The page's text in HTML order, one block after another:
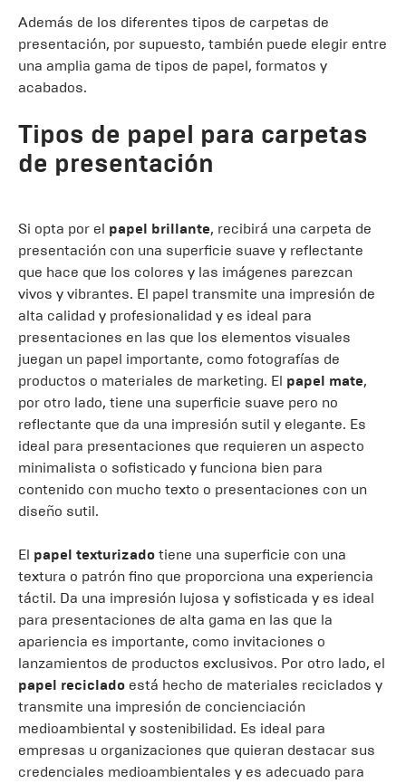
Además de los diferentes tipos de carpetas de
presentación, por supuesto, también puede elegir entre
una amplia gama de tipos de papel, formatos y
acabados.
Tipos de papel para carpetas
de presentación
Si opta por el papel brillante, recibirá una carpeta de
presentación con una superficie suave y reflectante
que hace que los colores y las imágenes parezcan
vivos y vibrantes. El papel transmite una impresión de
alta calidad y profesionalidad y es ideal para
presentaciones en las que los elementos visuales
juegan un papel importante, como fotografías de
productos o materiales de marketing. El papel mate,
por otro lado, tiene una superficie suave pero no
reflectante que da una impresión sutil y elegante. Es
ideal para presentaciones que requieren un aspecto
minimalista o sofisticado y funciona bien para
contenido con mucho texto o presentaciones con un
diseño sutil.
El papel texturizado tiene una superficie con una
textura o patrón fino que proporciona una experiencia
táctil. Da una impresión lujosa y sofisticada y es ideal
para presentaciones de alta gama en las que la
apariencia es importante, como invitaciones o
lanzamientos de productos exclusivos. Por otro lado, el
papel reciclado está hecho de materiales reciclados y
transmite una impresión de concienciación
medioambiental y sostenibilidad. Es ideal para
empresas u organizaciones que quieran destacar sus
credenciales medioambientales y es adecuado para